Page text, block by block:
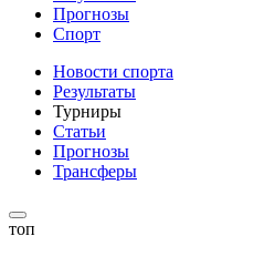
Прогнозы
Спорт
Новости спорта
Результаты
Турниры
Статьи
Прогнозы
Трансферы
топ